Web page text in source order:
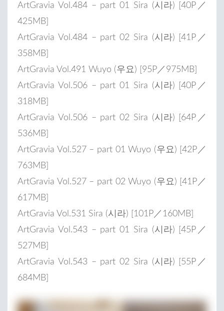
ArtGravia Vol.484 – part 01 Sira (시라) [40P／
425MB]
ArtGravia Vol.484 – part 02 Sira (시라) [41P／
358MB]
ArtGravia Vol.491 Wuyo (우요) [95P／975MB]
ArtGravia Vol.506 – part 01 Sira (시라) [40P／
318MB]
ArtGravia Vol.506 – part 02 Sira (시라) [64P／
536MB]
ArtGravia Vol.527 – part 01 Wuyo (우요) [42P／
763MB]
ArtGravia Vol.527 – part 02 Wuyo (우요) [41P／
617MB]
ArtGravia Vol.531 Sira (시라) [101P／160MB]
ArtGravia Vol.543 – part 01 Sira (시라) [45P／
527MB]
ArtGravia Vol.543 – part 02 Sira (시라) [55P／
684MB]